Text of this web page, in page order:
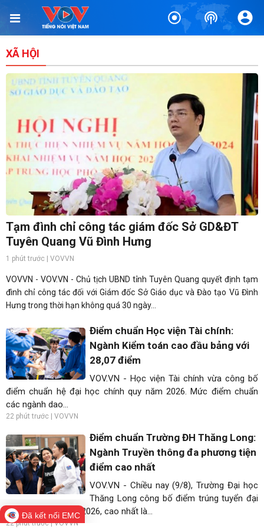
XÃ HỘI
Tạm đình chỉ công tác giám đốc Sở GD&ĐT
Tuyên Quang Vũ Đình Hưng
1 phút trước | VOVVN
VOVVN - VOV.VN - Chủ tịch UBND tỉnh Tuyên Quang quyết định tạm
đình chỉ công tác đối với Giám đốc Sở Giáo dục và Đào tạo Vũ Đình
Hưng trong thời hạn không quá 30 ngày...
Điểm chuẩn Học viện Tài chính:
Ngành Kiểm toán cao đầu bảng với
28,07 điểm
VOV.VN - Học viện Tài chính vừa công bố
điểm chuẩn hệ đại học chính quy năm 2026. Mức điểm chuẩn
các ngành dao...
22 phút trước | VOVVN
Điểm chuẩn Trường ĐH Thăng Long:
Ngành Truyền thông đa phương tiện
điểm cao nhất
VOV.VN - Chiều nay (9/8), Trường Đại học
Thăng Long công bố điểm trúng tuyển đại
học chính quy năm 2026, cao nhất là...
22 phút trước | VOVVN
Đã kết nối EMC